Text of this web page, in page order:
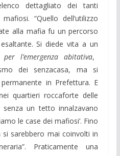
dettagliato dei tanti
“Quello dell’utilizzo
alla mafia fu un percorso
Si diede vita a un
l’emergenza abitativa,
dei senzacasa, ma si
in Prefettura. E
quartieri roccaforte delle
un tetto innalzavano
le case dei mafiosi’. Fino
sarebbero mai coinvolti in
Praticamente una